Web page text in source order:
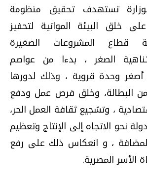
تستهدف تحقيق منظومة
خلق البيئة المواتية لتحفيز
قطاع المشروعات الصغيرة
الصغر ، بدءا من عواصم
وحدة قروية ، وذلك لدورها
البطالة، وخلق فرص عمل ودفع
، وتشجيع ثقافة العمل الحر،
نحو الاتجاه إلى الإنتاج وتعظيم
، و انعكاس ذلك على رفع
المصرية.